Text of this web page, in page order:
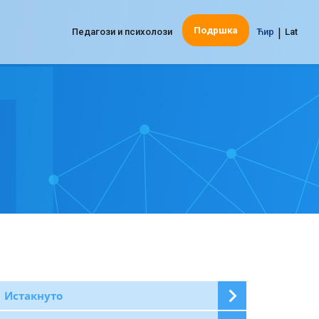
Ћир | Lat
Педагози и психолози Подршка
Истакнуто